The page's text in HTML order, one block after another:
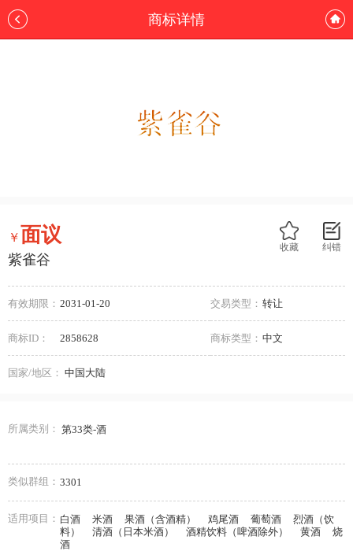
商标详情
纠错
收藏
￥面议
紫雀谷
有效期限： 2031-01-20 交易类型： 转让
商标ID： 2858628 商标类型： 中文
国家/地区： 中国大陆
所属类别： 第33类-酒
类似群组： 3301
适用项目： 白酒 米酒 果酒（含酒精） 鸡尾酒 葡萄酒
烈酒（饮
料）
清酒（日本米酒） 酒精饮料（啤酒除外） 黄酒
烧
酒